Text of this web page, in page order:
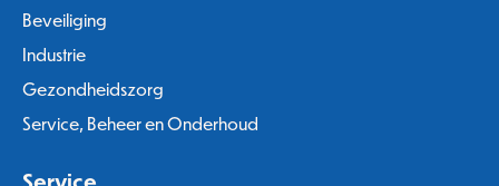
Beveiliging
Industrie
Gezondheidszorg
Service, Beheer en Onderhoud